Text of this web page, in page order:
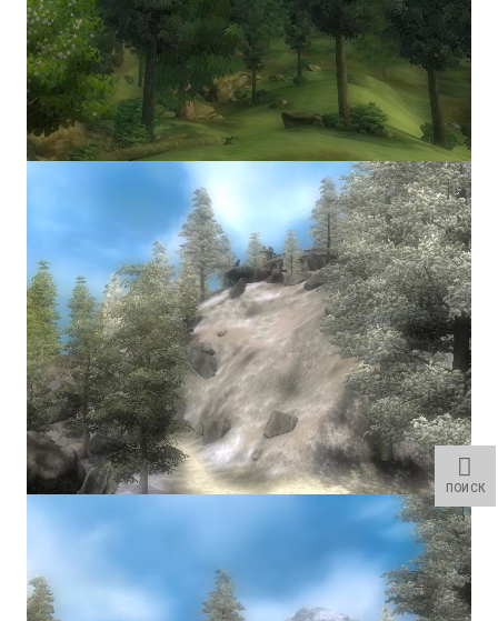
PC Otome VN
Vita VN
PSP VN
PS1 VN
PC FX VN
Saturn VN
ストラテジーが必要なVN一覧 (List of VNs for which walkthrough
HD REMASTERS (FAN EDITION) (HDリマスター（ファン・エディション）)
Quake III Arena Remaster Fan Edition
ПОИСК